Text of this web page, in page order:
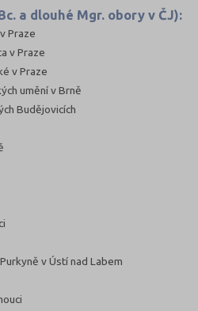
a dlouhé Mgr. obory v ČJ):
Praze
v Praze
v Praze
umění v Brně
Budějovicích
v Ústí nad Labem